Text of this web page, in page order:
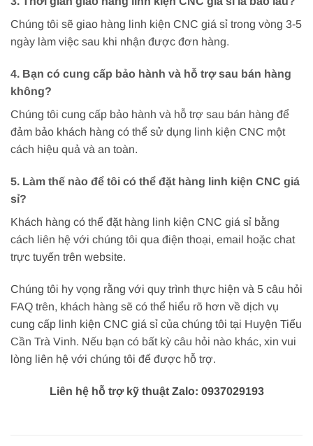
Chúng tôi sẽ giao hàng linh kiện CNC giá sỉ trong vòng 3-5
ngày làm việc sau khi nhận được đơn hàng.
4. Bạn có cung cấp bảo hành và hỗ trợ sau bán hàng
không?
Chúng tôi cung cấp bảo hành và hỗ trợ sau bán hàng để
đảm bảo khách hàng có thể sử dụng linh kiện CNC một
cách hiệu quả và an toàn.
5. Làm thế nào để tôi có thể đặt hàng linh kiện CNC giá
sỉ?
Khách hàng có thể đặt hàng linh kiện CNC giá sỉ bằng
cách liên hệ với chúng tôi qua điện thoại, email hoặc chat
trực tuyến trên website.
Chúng tôi hy vọng rằng với quy trình thực hiện và 5 câu hỏi
FAQ trên, khách hàng sẽ có thể hiểu rõ hơn về dịch vụ
cung cấp linh kiện CNC giá sỉ của chúng tôi tại Huyện Tiểu
Cần Trà Vinh. Nếu bạn có bất kỳ câu hỏi nào khác, xin vui
lòng liên hệ với chúng tôi để được hỗ trợ.
Liên hệ hỗ trợ kỹ thuật Zalo: 0937029193